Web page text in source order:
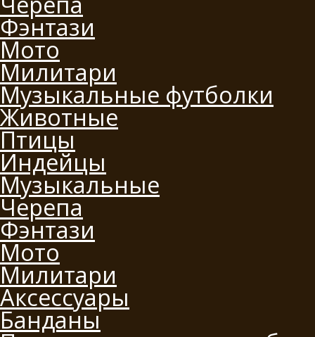
Фэнтази
Мото
Милитари
Музыкальные футболки
Животные
Птицы
Индейцы
Музыкальные
Черепа
Фэнтази
Мото
Милитари
Аксессуары
Банданы